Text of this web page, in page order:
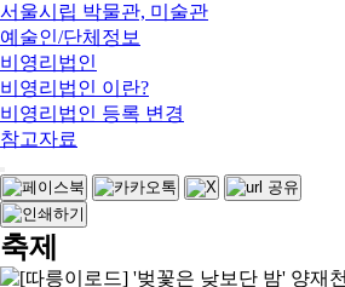
서울시립 박물관, 미술관
예술인/단체정보
비영리법인
비영리법인 이란?
비영리법인 등록 변경
참고자료
축제